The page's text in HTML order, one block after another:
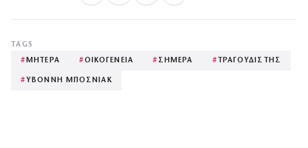
TAGS
#ΜΗΤΕΡΑ #ΟΙΚΟΓΕΝΕΙΑ # ΣΗΜΕΡΑ # ΤΡΑΓΟΥΔΙΣΤΗΣ
# ΥΒΟΝΝΗ ΜΠΟΣΝΙΑΚ